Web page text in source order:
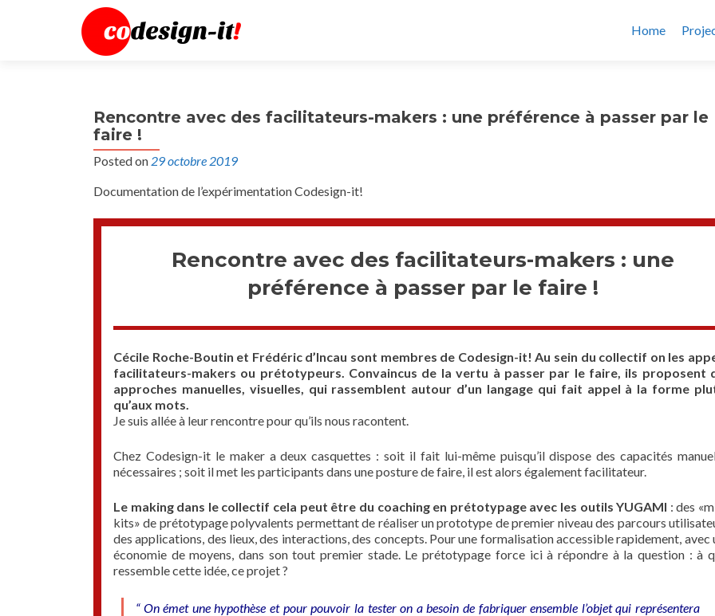
Home
Rencontre avec des facilitateurs-makers : une préférence à passer par le
faire !
Posted on 29 octobre 2019
Documentation de l’expérimentation Codesign-it!
Rencontre avec des facilitateurs-makers : une
préférence à passer par le faire !
Cécile Roche-Boutin et Frédéric d’Incau sont membres de Codesign-it! Au sein du collectif on les
facilitateurs-makers ou prétotypeurs. Convaincus de la vertu à passer par le faire, ils proposent
approches manuelles, visuelles, qui rassemblent autour d’un langage qui fait appel à la forme
qu’aux mots.
Je suis allée à leur rencontre pour qu’ils nous racontent.
Chez Codesign-it le maker a deux casquettes : soit il fait lui-même puisqu’il dispose des capacités
nécessaires ; soit il met les participants dans une posture de faire, il est alors également facilitateur.
Le making dans le collectif cela peut être du coaching en prétotypage avec les outils YUGAMI : des
kits» de prétotypage polyvalents permettant de réaliser un prototype de premier niveau des parcours
des applications, des lieux, des interactions, des concepts. Pour une formalisation accessible rapidement, avec
économie de moyens, dans son tout premier stade. Le prétotypage force ici à répondre à la question : à
ressemble cette idée, ce projet ?
“ On émet une hypothèse et pour pouvoir la tester on a besoin de fabriquer ensemble l’objet qui représentera